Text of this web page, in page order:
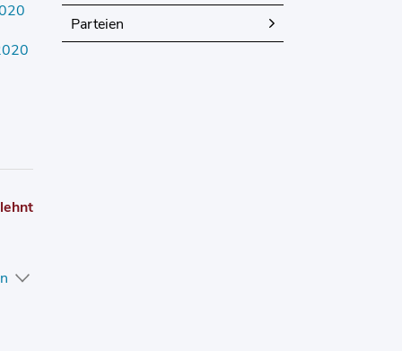
Externer Link wird in einem neuen Fenster geöffnet.
Parteien